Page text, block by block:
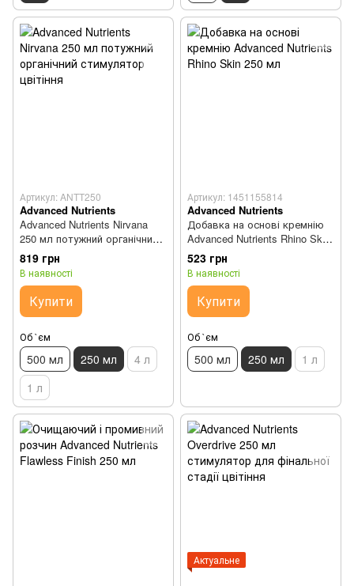
Артикул: ANTT250
Advanced Nutrients
Advanced Nutrients Nirvana
250 мл потужний органічний
стимулятор цвітіння
819 грн
В наявності
Купити
Об `єм
500 мл 250 мл
4 л
1 л
Артикул: 1451155814
Advanced Nutrients
Добавка на основі кремнію
Advanced Nutrients Rhino Skin
250 мл
523 грн
В наявності
Купити
Об `єм
500 мл 250 мл 1 л
Актуальне